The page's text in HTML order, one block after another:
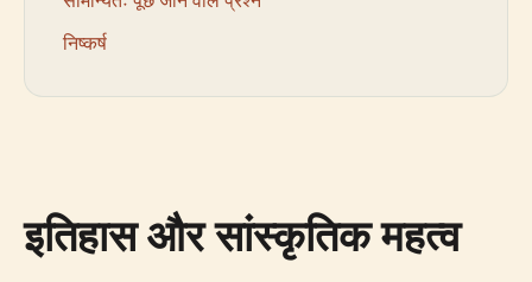
निष्कर्ष
इतिहास और सांस्कृतिक महत्व